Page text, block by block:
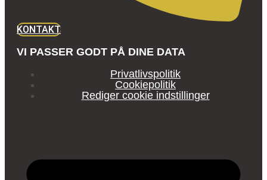
KONTAKT
VI PASSER GODT PÅ DINE DATA
Privatlivspolitik
Cookiepolitik
Rediger cookie indstillinger